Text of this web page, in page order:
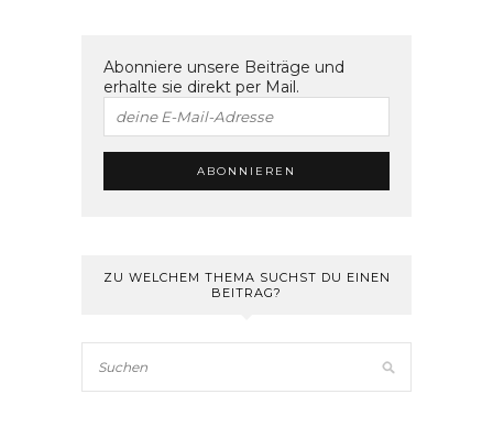
Abonniere unsere Beiträge und
erhalte sie direkt per Mail.
ZU WELCHEM THEMA SUCHST DU EINEN
BEITRAG?